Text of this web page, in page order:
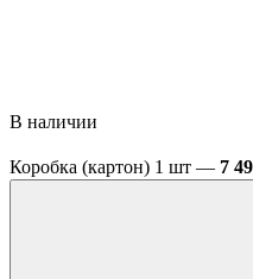
В наличии
Коробка (картон) 1 шт — 7